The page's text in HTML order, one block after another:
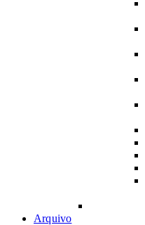
Arquivo